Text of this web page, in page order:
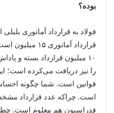
بوده؟
فولاد به قرارداد آماتوری
قرارداد
۱۰ میلیون قرارداد بسته و
را نیز دریافت می‌کرده است؛
قوانین است. شما چگونه احساس
است. چراکه عدد قرارداد